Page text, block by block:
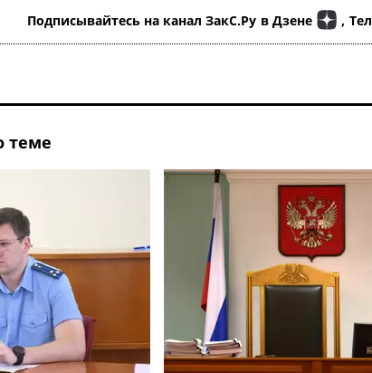
Подписывайтесь на канал ЗакС.Ру в Дзене ,
теме